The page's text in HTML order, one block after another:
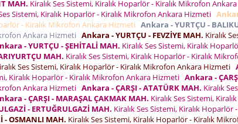
MAH. Kiralık Ses Sistemi, Kiralık Hoparlör - Kiralık Mikrofon
Sistemi, Kiralık Hoparlör - Kiralık Mikrofon Ankara Hizmeti
- Kiralık Mikrofon Ankara Hizmeti Ankara - YURTÇU -
Ankara Hizmeti Ankara - YURTÇU - FEVZİYE MAH. Kiralık
- YURTÇU - ŞEHİTALİ MAH. Kiralık Ses Sistemi, Kiralık
MAH. Kiralık Ses Sistemi, Kiralık Hoparlör - Kiralık
Ses Sistemi, Kiralık Hoparlör - Kiralık Mikrofon Ankara Hizmeti
Kiralık Hoparlör - Kiralık Mikrofon Ankara Hizmeti Ankara -
Ankara Hizmeti Ankara - ÇARŞI - ATATÜRK MAH. Kiralık
- ÇARŞI - MARAŞAL ÇAKMAK MAH. Kiralık Ses Sistemi,
- ERTUĞRULGAZİ MAH. Kiralık Ses Sistemi, Kiralık Hoparlör
- OSMANLI MAH. Kiralık Ses Sistemi, Kiralık Hoparlör - Kiralık